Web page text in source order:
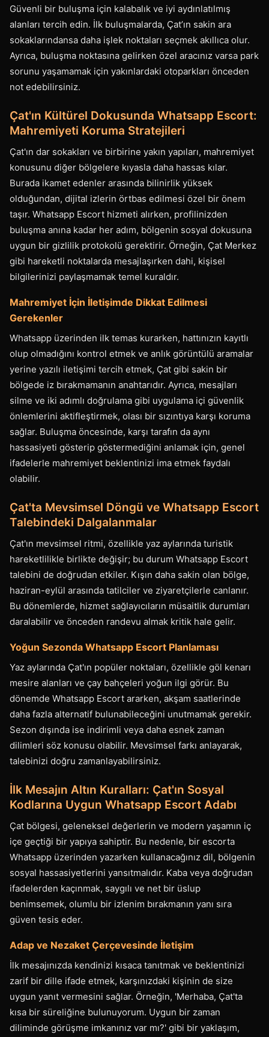
Güvenli bir buluşma için kalabalık ve iyi aydınlatılmış
alanları tercih edin. İlk buluşmalarda, Çat’ın sakin ara
sokaklarındansa daha işlek noktaları seçmek akıllıca olur.
Ayrıca, buluşma noktasına gelirken özel aracınız varsa park
sorunu yaşamamak için yakınlardaki otoparkları önceden
not edebilirsiniz.
Çat'ın Kültürel Dokusunda Whatsapp Escort:
Mahremiyeti Koruma Stratejileri
Çat'ın dar sokakları ve birbirine yakın yapıları, mahremiyet
konusunu diğer bölgelere kıyasla daha hassas kılar.
Burada ikamet edenler arasında bilinirlik yüksek
olduğundan, dijital izlerin örtbas edilmesi özel bir önem
taşır. Whatsapp Escort hizmeti alırken, profilinizden
buluşma anına kadar her adım, bölgenin sosyal dokusuna
uygun bir gizlilik protokolü gerektirir. Örneğin, Çat Merkez
gibi hareketli noktalarda mesajlaşırken dahi, kişisel
bilgilerinizi paylaşmamak temel kuraldır.
Mahremiyet İçin İletişimde Dikkat Edilmesi
Gerekenler
Whatsapp üzerinden ilk temas kurarken, hattınızın kayıtlı
olup olmadığını kontrol etmek ve anlık görüntülü aramalar
yerine yazılı iletişimi tercih etmek, Çat gibi sakin bir
bölgede iz bırakmamanın anahtarıdır. Ayrıca, mesajları
silme ve iki adımlı doğrulama gibi uygulama içi güvenlik
önlemlerini aktifleştirmek, olası bir sızıntıya karşı koruma
sağlar. Buluşma öncesinde, karşı tarafın da aynı
hassasiyeti gösterip göstermediğini anlamak için, genel
ifadelerle mahremiyet beklentinizi ima etmek faydalı
olabilir.
Çat'ta Mevsimsel Döngü ve Whatsapp Escort
Talebindeki Dalgalanmalar
Çat'ın mevsimsel ritmi, özellikle yaz aylarında turistik
hareketlilikle birlikte değişir; bu durum Whatsapp Escort
talebini de doğrudan etkiler. Kışın daha sakin olan bölge,
haziran-eylül arasında tatilciler ve ziyaretçilerle canlanır.
Bu dönemlerde, hizmet sağlayıcıların müsaitlik durumları
daralabilir ve önceden randevu almak kritik hale gelir.
Yoğun Sezonda Whatsapp Escort Planlaması
Yaz aylarında Çat'ın popüler noktaları, özellikle göl kenarı
mesire alanları ve çay bahçeleri yoğun ilgi görür. Bu
dönemde Whatsapp Escort ararken, akşam saatlerinde
daha fazla alternatif bulunabileceğini unutmamak gerekir.
Sezon dışında ise indirimli veya daha esnek zaman
dilimleri söz konusu olabilir. Mevsimsel farkı anlayarak,
talebinizi doğru zamanlayabilirsiniz.
İlk Mesajın Altın Kuralları: Çat'ın Sosyal
Kodlarına Uygun Whatsapp Escort Adabı
Çat bölgesi, geleneksel değerlerin ve modern yaşamın iç
içe geçtiği bir yapıya sahiptir. Bu nedenle, bir escorta
Whatsapp üzerinden yazarken kullanacağınız dil, bölgenin
sosyal hassasiyetlerini yansıtmalıdır. Kaba veya doğrudan
ifadelerden kaçınmak, saygılı ve net bir üslup
benimsemek, olumlu bir izlenim bırakmanın yanı sıra
güven tesis eder.
Adap ve Nezaket Çerçevesinde İletişim
İlk mesajınızda kendinizi kısaca tanıtmak ve beklentinizi
zarif bir dille ifade etmek, karşınızdaki kişinin de size
uygun yanıt vermesini sağlar. Örneğin, 'Merhaba, Çat'ta
kısa bir süreliğine bulunuyorum. Uygun bir zaman
diliminde görüşme imkanınız var mı?' gibi bir yaklaşım,